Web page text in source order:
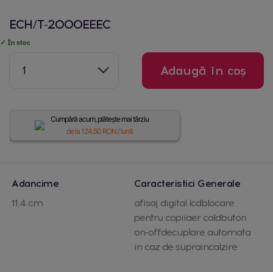
ECH/T-2000EEEC
✓ În stoc
1 Adaugă în coș
Cumpără acum, plătește mai târziu
de la124.50RON / lună
Adancime
11.4 cm
Caracteristici Generale
afisaj digital lcdblocare
pentru copiiaer caldbuton
on-offdecuplare automata
in caz de supraincalzire